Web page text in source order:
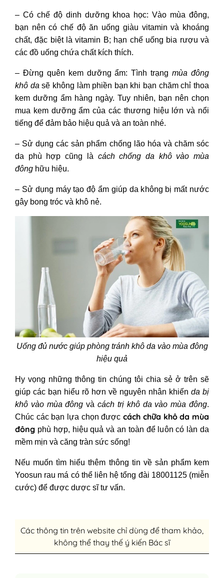
– Có chế độ dinh dưỡng khoa học: Vào mùa đông,
bạn nên có chế độ ăn uống giàu vitamin và khoáng
chất, đặc biệt là vitamin B; hạn chế uống bia rượu và
các đồ uống chứa chất kích thích.
– Đừng quên kem dưỡng ẩm: Tình trạngmùa đông
khô da sẽ không làm phiền bạn khi bạn chăm chỉ thoa
kem dưỡng ẩm hàng ngày. Tuy nhiên, bạn nên chọn
mua kem dưỡng ẩm của các thương hiệu lớn và nổi
tiếng để đảm bảo hiệu quả và an toàn nhé.
– Sử dụng các sản phẩm chống lão hóa và chăm sóc
da phù hợp cũng là cách chống da khô vào mùa
đông hữu hiệu.
– Sử dụng máy tạo độ ẩm giúp da không bị mất nước
gây bong tróc và khô nẻ.
Uống đủ nước giúp phòng tránh khô da vào mùa đông
hiệu quả
Hy vọng những thông tin chúng tôi chia sẻ ở trên sẽ
giúp các bạn hiểu rõ hơn về nguyên nhân khiến da bị
khô vào mùa đông vàcách trị khô da vào mùa đông.
Chúc các bạn lựa chọn đượccách chữa khô da mùa
đông phù hợp, hiệu quả và an toàn để luôn có làn da
mềm mịn và căng tràn sức sống!
Nếu muốn tìm hiểu thêm thông tin về sản phẩm kem
Yoosun rau má có thể liên hệ tổng đài 18001125 (miễn
cước) để được dược sĩ tư vấn.
Các thông tin trên website chỉ dùng để tham khảo,
không thể thay thế ý kiến Bác sĩ